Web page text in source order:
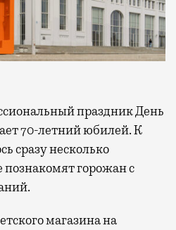
70-летний юбилей. К
сразу несколько
горожан с
магазина на